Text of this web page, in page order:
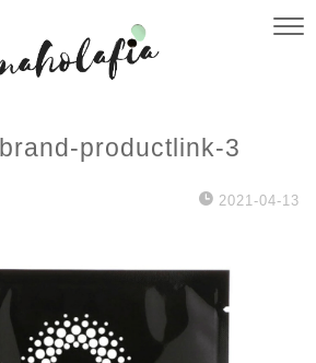
productlink-3
2021-04-13